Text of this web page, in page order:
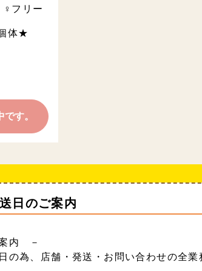
フリー
体★
す。
日のご案内
内 －
の為、店舗・発送・お問い合わせの全業